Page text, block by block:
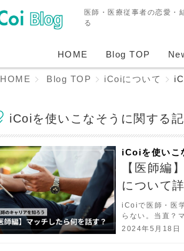
医師・医療従事者の恋愛・
る
HOME Blog TOP
HOME Blog TOP iCoiについて
iCoiを使いこなそうに関する
iCoiを使いこ
【医師編
について
iCoiで医師・医
らない。当直？
そう思っている
2024年5月18日